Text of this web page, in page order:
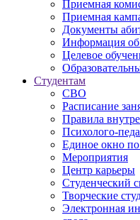
Приемная
Приемная
Дoкументы
Информация
Целевое
Студентам
СВО
Расписание
Правила
Психолого-
Единое окно по
Мероприятия
Центр карьеры
Студенческий
Творческие
Электронная